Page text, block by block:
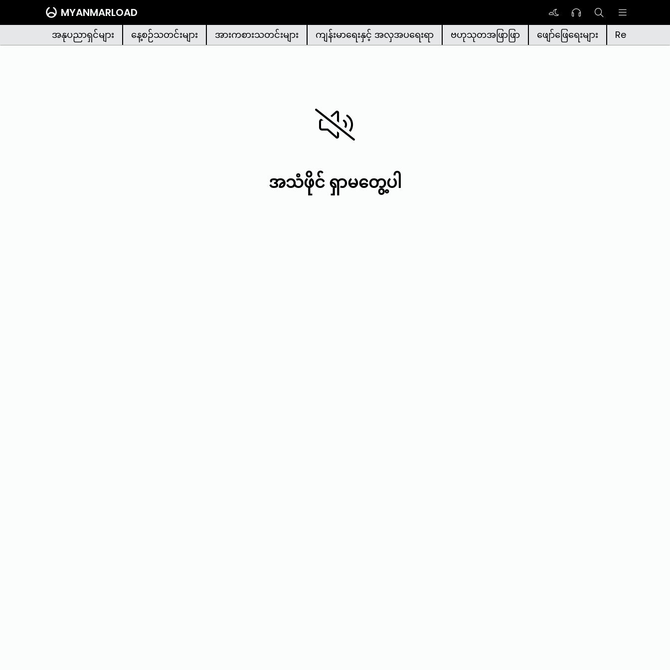
MYANMARLOAD
အနုပညာရှင်များ နေ့စဉ်သတင်းများ အားကစားသတင်းများ ကျန်းမာရေးနှင့် အလှအပရေးရာ ဗဟုသုတအဖြာဖြာ ဖျော်ဖြေရေးများ Reality
အသံဖိုင် ရှာမတွေ့ပါ